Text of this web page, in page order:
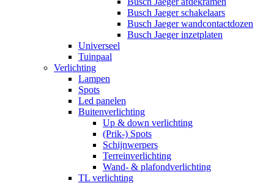
Busch Jaeger schakelaars
Busch Jaeger wandcontactdozen
Busch Jaeger inzetplaten
Universeel
Tuinpaal
Verlichting
Lampen
Spots
Led panelen
Buitenverlichting
Up & down verlichting
(Prik-) Spots
Schijnwerpers
Terreinverlichting
Wand- & plafondverlichting
TL verlichting